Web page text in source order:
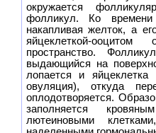
окружается
фолликул. Ко времени
накапливая желток, а
яйцеклеткой-ооцитом
пространство.
выдающийся на
лопается и
овуляция), откуда
оплодотворяется.
заполняется
лютеиновыми